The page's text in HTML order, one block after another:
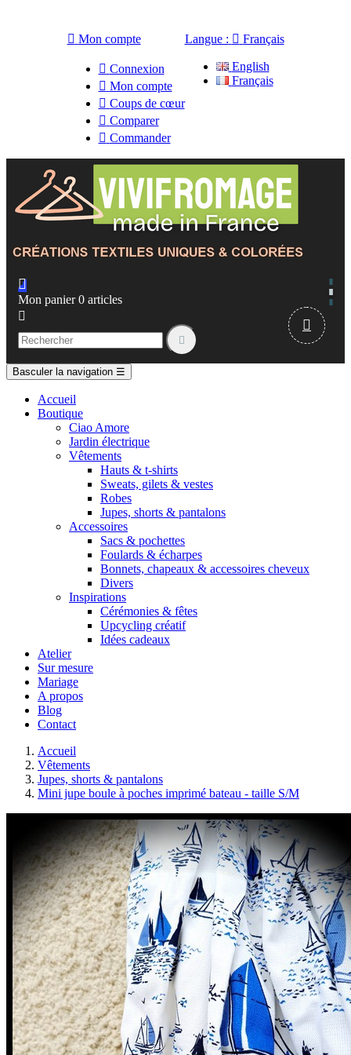
 Mon compte
 Connexion
 Mon compte
 Coups de cœur
 Comparer
 Commander
Langue :  Français
English
Français

Mon panier 0 articles



Basculer la navigation ☰
Accueil
Boutique
Ciao Amore
Jardin électrique
Vêtements
Hauts & t-shirts
Sweats, gilets & vestes
Robes
Jupes, shorts & pantalons
Accessoires
Sacs & pochettes
Foulards & écharpes
Bonnets, chapeaux & accessoires cheveux
Divers
Inspirations
Cérémonies & fêtes
Upcycling créatif
Idées cadeaux
Atelier
Sur mesure
Mariage
A propos
Blog
Contact
Accueil
Vêtements
Jupes, shorts & pantalons
Mini jupe boule à poches imprimé bateau - taille S/M